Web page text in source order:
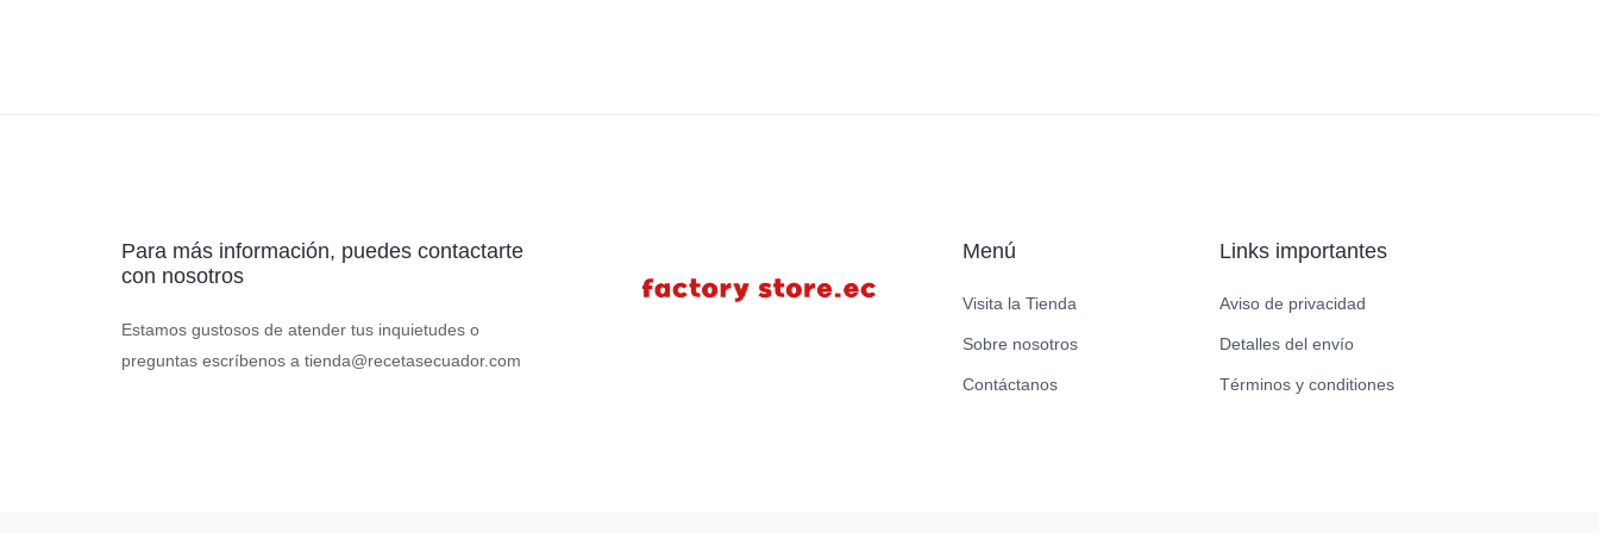
Para más información, puedes contactarte
con nosotros
Estamos gustosos de atender tus inquietudes o
preguntas escríbenos a tienda@recetasecuador.com
Menú
Visita la Tienda
Sobre nosotros
Contáctanos
Links importantes
Aviso de privacidad
Detalles del envío
Términos y conditiones